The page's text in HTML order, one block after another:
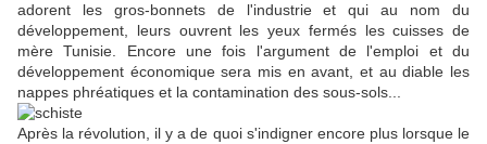
adorent les gros-bonnets de l'industrie et qui au nom du
développement, leurs ouvrent les yeux fermés les cuisses de
mère Tunisie. Encore une fois l'argument de l'emploi et du
développement économique sera mis en avant, et au diable les
nappes phréatiques et la contamination des sous-sols...
Après la révolution, il y a de quoi s'indigner encore plus lorsque le